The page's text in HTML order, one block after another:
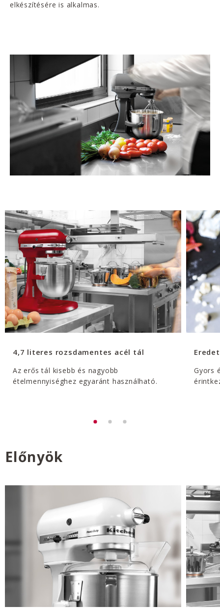
elkészítésére is alkalmas.
4,7 literes rozsdamentes acél tál
Az erős tál kisebb és nagyobb
ételmennyiséghez egyaránt használható.
Gyors
Előnyök